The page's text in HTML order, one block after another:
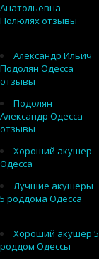
Анатольевна
Полюлях отзывы
Александр Ильич
Подолян Одесса
отзывы
Подолян
Александр Одесса
отзывы
Хороший акушер
Одесса
Лучшие акушеры
5 роддома Одесса
Хороший акушер 5
роддом Одессы